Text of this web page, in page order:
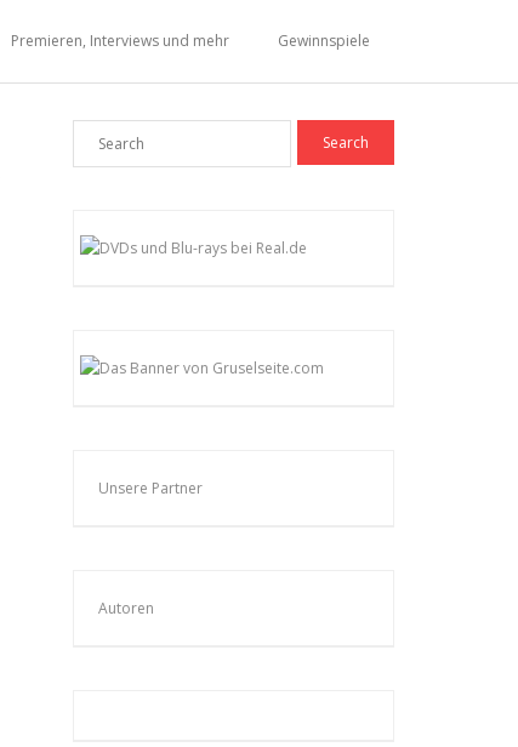
Premieren, Interviews und mehr Gewinnspiele
Unsere Partner
Autoren